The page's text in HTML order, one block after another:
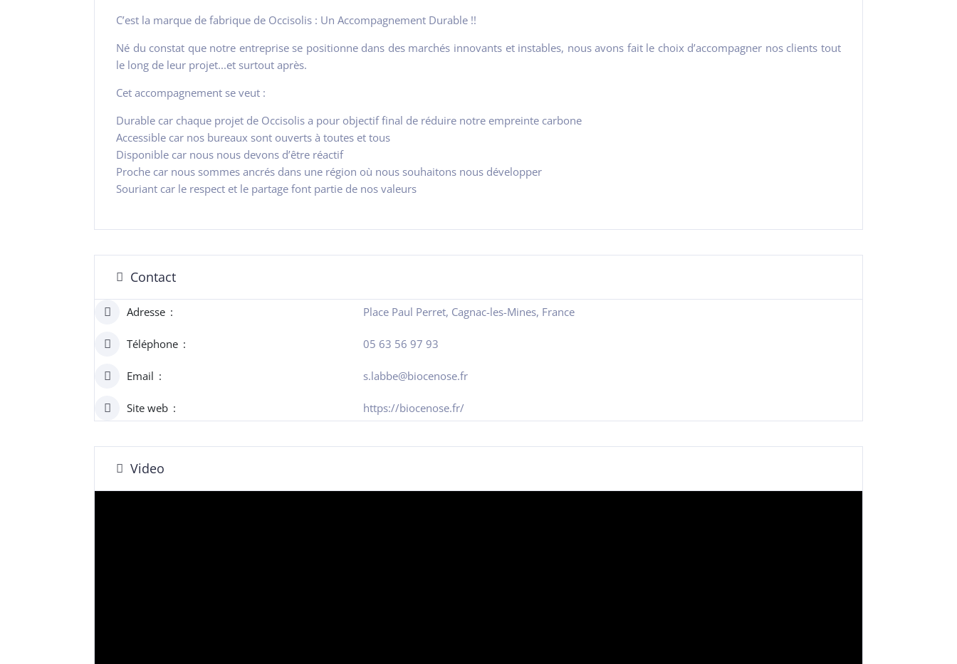
C’est la marque de fabrique de Occisolis : Un Accompagnement Durable !!
Né du constat que notre entreprise se positionne dans des marchés innovants et instables, nous avons fait le choix d’accompagner nos clients tout
le long de leur projet...et surtout après.
Cet accompagnement se veut :
Durable car chaque projet de Occisolis a pour objectif final de réduire notre empreinte carbone
Accessible car nos bureaux sont ouverts à toutes et tous
Disponible car nous nous devons d’être réactif
Proche car nous sommes ancrés dans une région où nous souhaitons nous développer
Souriant car le respect et le partage font partie de nos valeurs
Contact
Adresse Place Paul Perret, Cagnac-les-Mines, France
Téléphone 05 63 56 97 93
Email s.labbe@biocenose.fr
Site web https://biocenose.fr/
Video